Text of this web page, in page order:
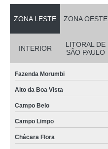
ZONA LESTE ZONA OESTE
INTERIOR
LITORAL DE
SÃO PAULO
Fazenda Morumbi
Alto da Boa Vista
Campo Belo
Campo Limpo
Chácara Flora